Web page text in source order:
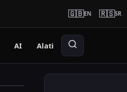
🇬🇧EN 🇷🇸SR
AI Alati